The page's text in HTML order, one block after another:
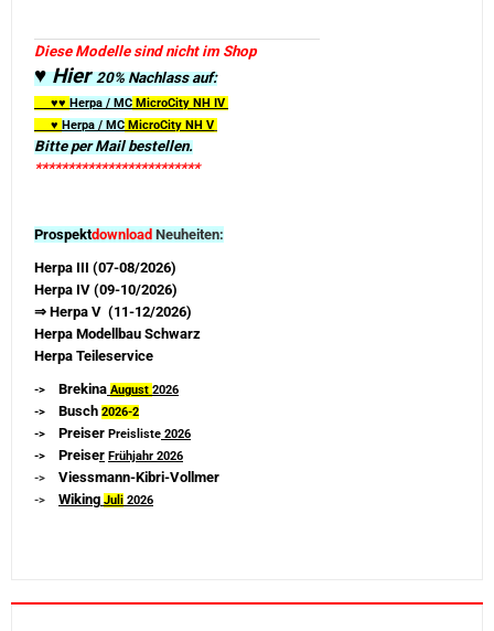
Diese Modelle sind nicht im Shop
♥ Hier20% Nachlass auf:
♥♥ Herpa / MC MicroCity NH IV
♥ Herpa / MC MicroCity NH V
Bitte per Mail bestellen.
*************************
Prospektdownload Neuheiten:
Herpa III (07-08/2026)
Herpa IV (09-10/2026)
⇒ Herpa V (11-12/2026)
Herpa Modellbau Schwarz
Herpa Teileservice
-> Brekina August 2026
-> Busch 2026-2
-> Preiser Preisliste 2026
-> Preiser Frühjahr 2026
-> Viessmann-Kibri-Vollmer
-> Wiking Juli 2026